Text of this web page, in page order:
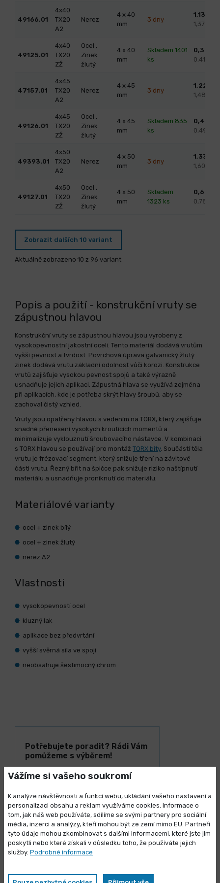
49166.01
4x40
TX20
A2
Nerez
4 x 40
mm
3 dny
1,13
1,37 s
49125.01
4x40
TX20
ZŽ
Ocel ,
Zinek
žlutý
4 x 40
mm
Skladem 1401
ks
0,34
0,41 s
47157.01
4x45
TX20
A2
Nerez
4 x 45
mm
3 dny
1,22
1,48 s
49126.01
4x45
TX20
ZŽ
Ocel ,
Zinek
žlutý
4 x 45
mm
Skladem 835
ks
0,41
0,49 s
49393.01
4x50
TX20
A2
Nerez
4 x 50
mm
3 dny
1,33
1,60 s
49127.01
4x50
TX20
ZŽ
Ocel ,
Zinek
žlutý
4 x 50
mm
Skladem
1323 ks
0,64
0,78 s
Zobrazit dalších 10 variant
Aktuálně zobrazeno 10 z 96 variant
Popis a použití - konstrukční vruty se
zápustnou hlavou
Konstrukční vruty se zápustnou hlavou jsou vyrobeny z
vysokopevnostní jakostní oceli. Tento materiál dodává vrutům
vyšší pevnost a tvrdost. Povrchová úprava galvanický žlutý
zinek dodává vrutu základní odolnost vůči korozi. Konstrukce
vrutů zajišťuje vysokou pevnost spojů a také výrazně
usnadňuje jejich aplikaci. Zápustná hlava se využívá zejména
při aplikacích, kde je potřeba skrýt hlavy šroubů, aby se
zachoval čistý vzhled.
Vruty jsou opatřeny hlavou s vedením na TORX, který zajišťuje
snadné přenesení vysokých kroutících momentů a
minimalizuje vyklouznutí šroubovacího nástavce. V kombinaci
s TORX hlavou se používají pro montážTORX bity. Součástí těla
vrutu je frézovací segment, který snižuje tření na závitové
části vrutu. Řezný břit na špičce pak snižuje riziko naštípnutí
materiálu a usnadňuje proniknutí do materiálu.
Materiálové varianty
ocel + zinek bílý
ocel + zinek žlutý
nerez A2
Vlastnosti
vysokopevností ocel
kluzný lak
aplikace bez předvrtání
vyšší svěrná síla ve spoji
neobsahuje šestimocný chrom
Potřebujete poradit? Rádi Vám
pomůžeme s výběrem!
+420 461 634 161
eshop@briol.cz
Vážíme si vašeho soukromí
K analýze návštěvnosti a funkcí webu, ukládání vašeho nastavení a
personalizaci obsahu a reklam využíváme cookies. Informace o
tom, jak náš web používáte, sdílíme se svými partnery pro sociální
média, inzerci a analýzy, kteří mohou být ze zemí mimo EU. Partneři
tyto údaje mohou zkombinovat s dalšími informacemi, které jste jim
poskytli nebo které získali v důsledku toho, že používáte jejich
služby. Podrobné informace
Výprodej skladových zásob
Vybrané produkty nyní pořídíte za